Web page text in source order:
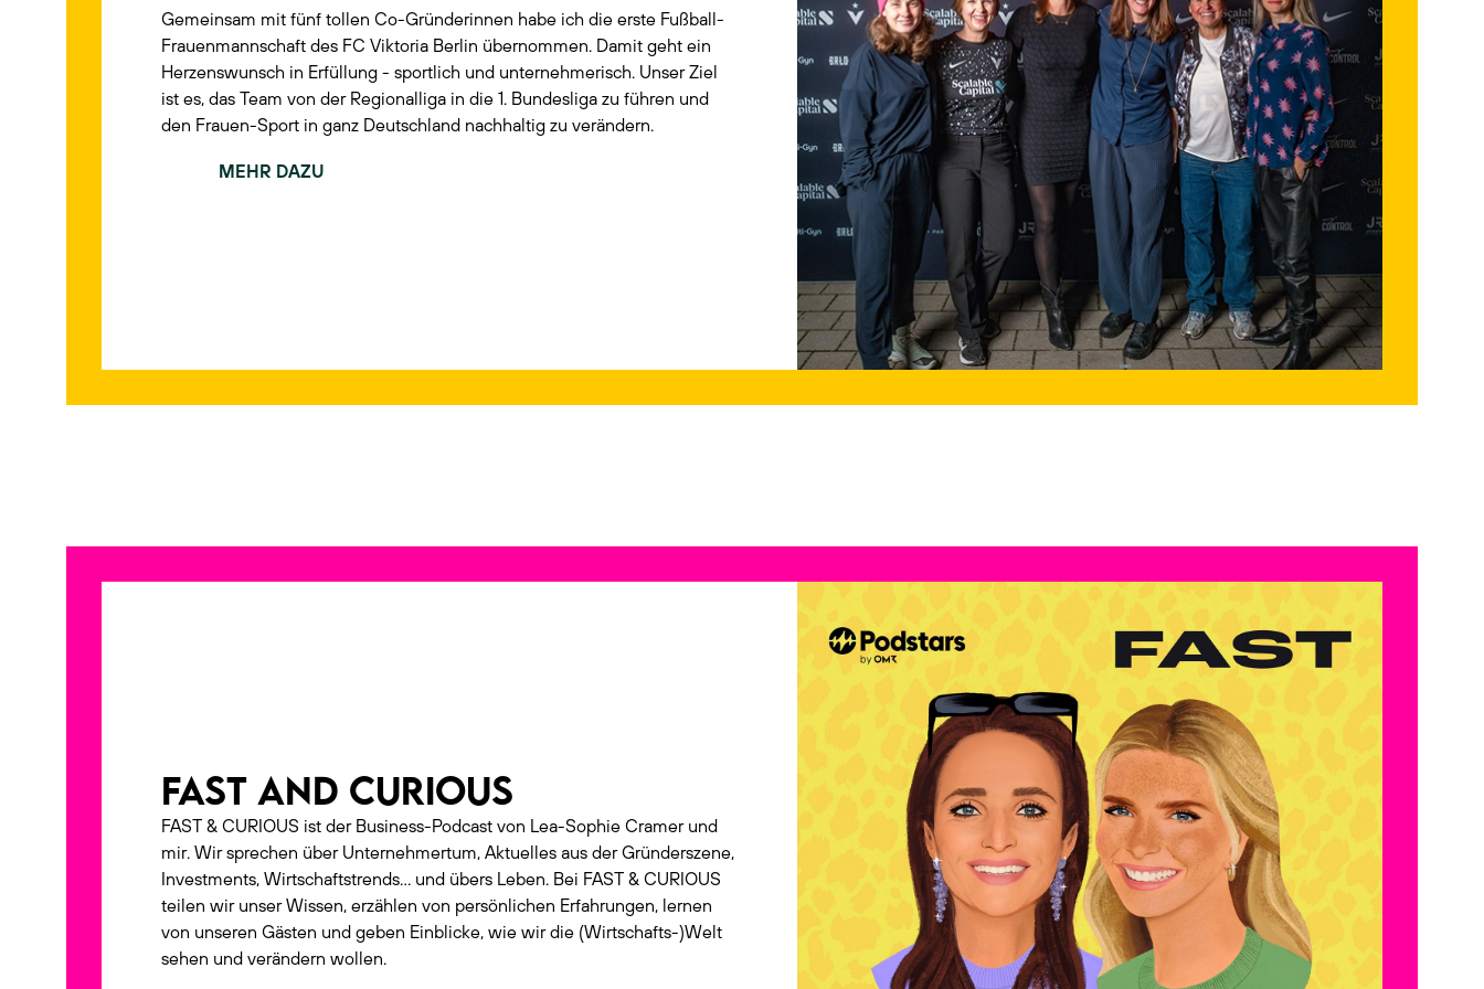
Gemeinsam mit fünf tollen Co-Gründerinnen habe ich die erste Fußball-
Frauenmannschaft des FC Viktoria Berlin übernommen. Damit geht ein
Herzenswunsch in Erfüllung - sportlich und unternehmerisch. Unser Ziel
ist es, das Team von der Regionalliga in die 1. Bundesliga zu führen und
den Frauen-Sport in ganz Deutschland nachhaltig zu verändern.
MEHR DAZU
FAST AND CURIOUS
FAST & CURIOUS ist der Business-Podcast von Lea-Sophie Cramer und
mir. Wir sprechen über Unternehmertum, Aktuelles aus der Gründerszene,
Investments, Wirtschaftstrends… und übers Leben. Bei FAST & CURIOUS
teilen wir unser Wissen, erzählen von persönlichen Erfahrungen, lernen
von unseren Gästen und geben Einblicke, wie wir die (Wirtschafts-)Welt
sehen und verändern wollen.